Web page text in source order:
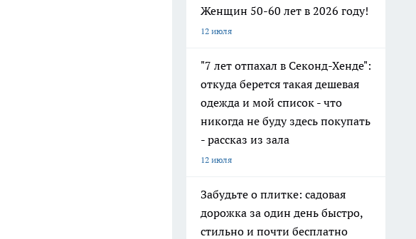
Женщин 50-60 лет в 2026 году!
12 июля
"7 лет отпахал в Секонд-Хенде":
откуда берется такая дешевая
одежда и мой список - что
никогда не буду здесь покупать
- рассказ из зала
12 июля
Забудьте о плитке: садовая
дорожка за один день быстро,
стильно и почти бесплатно